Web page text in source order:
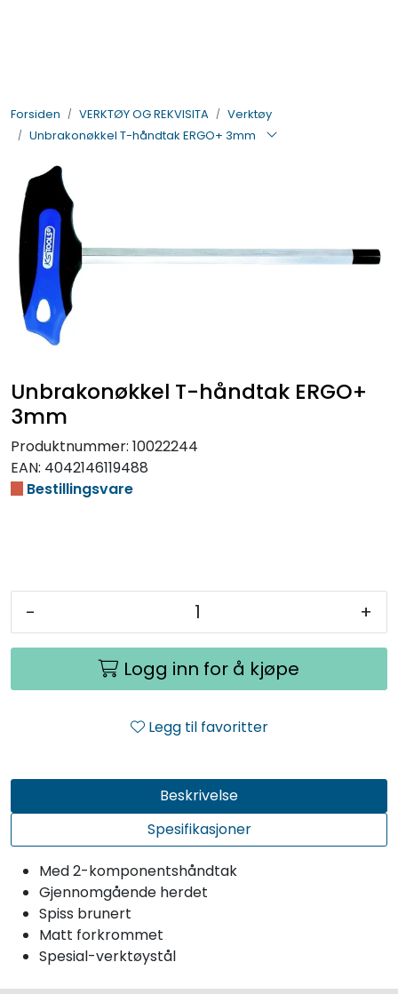
Forsiden VERKTØY OG REKVISITA
Verktøy
Unbrakonøkkel T-håndtak ERGO+ 3mm
Unbrakonøkkel T-håndtak ERGO+
3mm
Produktnummer: 10022244
EAN: 4042146119488
Bestillingsvare
- +
Logg inn for å kjøpe
Legg til favoritter
Beskrivelse
Spesifikasjoner
Med 2-komponentshåndtak
Gjennomgående herdet
Spiss brunert
Matt forkrommet
Spesial-verktøystål
ELEKTRISK
VERKTØY OG REKVISITA
PÅBYGG OG CHASSIS
SIKKERHET
KONTAKT OSS